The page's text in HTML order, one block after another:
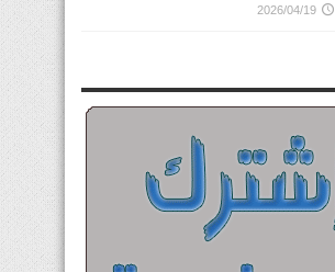
2026/04/19